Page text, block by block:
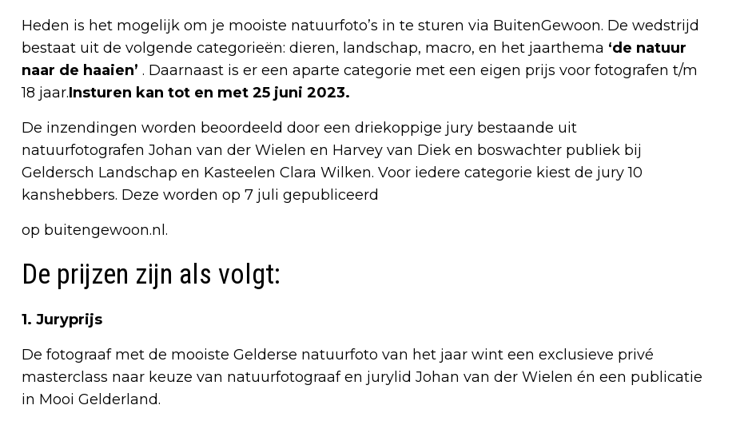
Heden is het mogelijk om je mooiste natuurfoto’s in te sturen via BuitenGewoon. De wedstrijd
bestaat uit de volgende categorieën: dieren, landschap, macro, en het jaarthema ‘de natuur
naar de haaien’ . Daarnaast is er een aparte categorie met een eigen prijs voor fotografen t/m
18 jaar.Insturen kan tot en met 25 juni 2023.
De inzendingen worden beoordeeld door een driekoppige jury bestaande uit
natuurfotografen Johan van der Wielen en Harvey van Diek en boswachter publiek bij
Geldersch Landschap en Kasteelen Clara Wilken. Voor iedere categorie kiest de jury 10
kanshebbers. Deze worden op 7 juli gepubliceerd
op buitengewoon.nl.
De prijzen zijn als volgt:
1. Juryprijs
De fotograaf met de mooiste Gelderse natuurfoto van het jaar wint een exclusieve privé
masterclass naar keuze van natuurfotograaf en jurylid Johan van der Wielen én een publicatie
in Mooi Gelderland.